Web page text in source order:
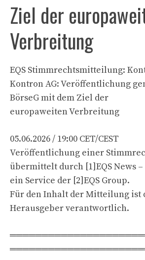
Ziel der
Verbreitung
EQS Stimmrechtsmitteilung:
Kontron AG: Veröffentlichung
BörseG mit dem Ziel der
europaweiten Verbreitung
05.06.2026 / 19:00 CET/CEST
Veröffentlichung einer
übermittelt durch [1]EQS News –
ein Service der [2]EQS Group.
Für den Inhalt der Mitteilung ist
Herausgeber verantwortlich.